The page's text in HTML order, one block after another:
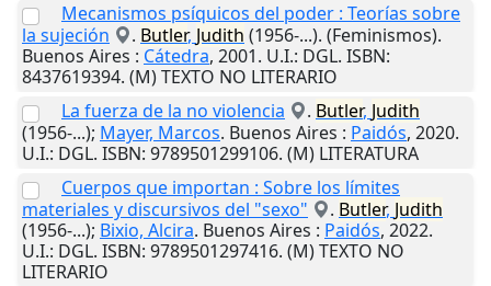
Mecanismos psíquicos del poder : Teorías sobre
la sujeción
. Butler, Judith (1956-...). (Feminismos).
Buenos Aires : Cátedra, 2001. U.I.: DGL. ISBN:
8437619394. (M) TEXTO NO LITERARIO
La fuerza de la no violencia
. Butler, Judith
(1956-...); Mayer, Marcos. Buenos Aires : Paidós, 2020.
U.I.: DGL. ISBN: 9789501299106. (M) LITERATURA
Cuerpos que importan : Sobre los límites
materiales y discursivos del "sexo"
. Butler, Judith
(1956-...); Bixio, Alcira. Buenos Aires : Paidós, 2022.
U.I.: DGL. ISBN: 9789501297416. (M) TEXTO NO
LITERARIO